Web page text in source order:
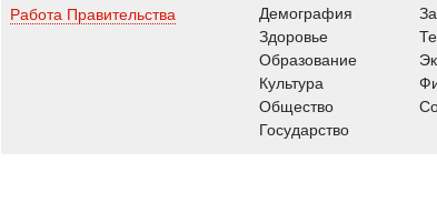
Работа Правительства
Демография
Здоровье
Образование
Культура
Общество
Государство